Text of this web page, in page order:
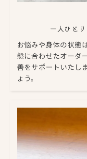
一人ひと
お悩みや身体の状態
態に合わせたオーダ
善をサポートいたし
ょう。